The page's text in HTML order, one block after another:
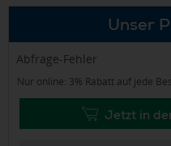
Unser
Abfrage-Fehler
Nur online: 3% Rabatt auf jede
Jetzt in